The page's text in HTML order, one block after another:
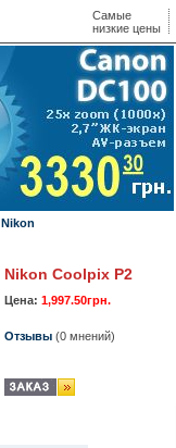
Самые
низкие цены
Nikon
Nikon Coolpix P2
Цена: 1,997.50грн.
Отзывы(0 мнений)